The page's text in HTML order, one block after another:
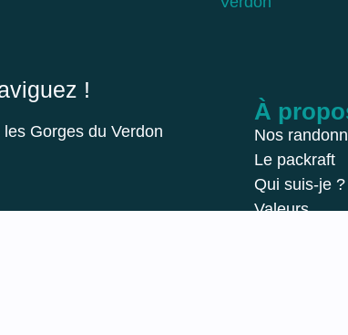
!
Gorges du Verdon
À
Nos
Le packraft
Qui suis-je ?
Valeurs